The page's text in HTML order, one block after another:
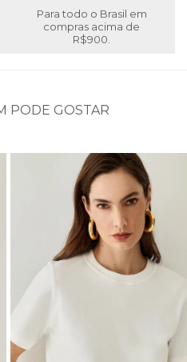
Para todo o Brasil em
compras acima de
R$900.
PODE GOSTAR